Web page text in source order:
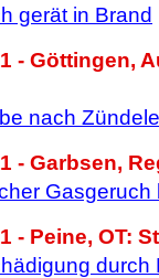
gerät in Brand
- Göttingen,
nach
- Garbsen,
- Peine, OT:
durch